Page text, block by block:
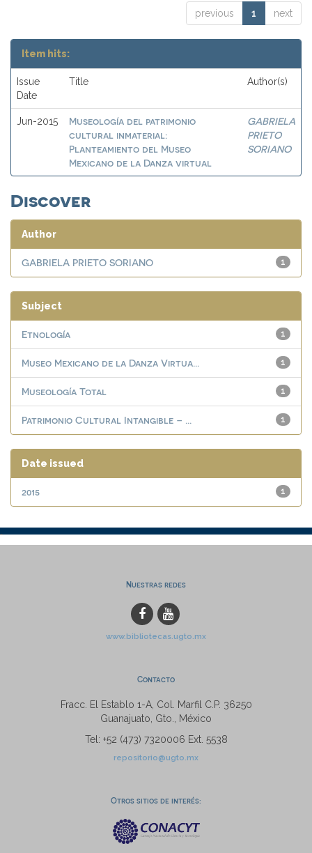
previous 1 next
Item hits:
Issue
Date
Title Author(s)
Jun-2015
Museología del patrimonio
cultural inmaterial:
Planteamiento del Museo
Mexicano de la Danza virtual
GABRIELA
PRIETO
SORIANO
Discover
Author
1
GABRIELA PRIETO SORIANO
Subject
1
Etnología
1
Museo Mexicano de la Danza Virtua...
1
Museología Total
1
Patrimonio Cultural Intangible – ...
Date issued
1
2015
Nuestras redes
www.bibliotecas.ugto.mx
Contacto
Fracc. El Establo 1-A, Col. Marfil C.P. 36250
Guanajuato, Gto., México
Tel: +52 (473) 7320006 Ext. 5538
repositorio@ugto.mx
Otros sitios de interés: